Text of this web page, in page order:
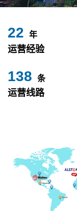
24 年
运营经验
153 条
运营线路